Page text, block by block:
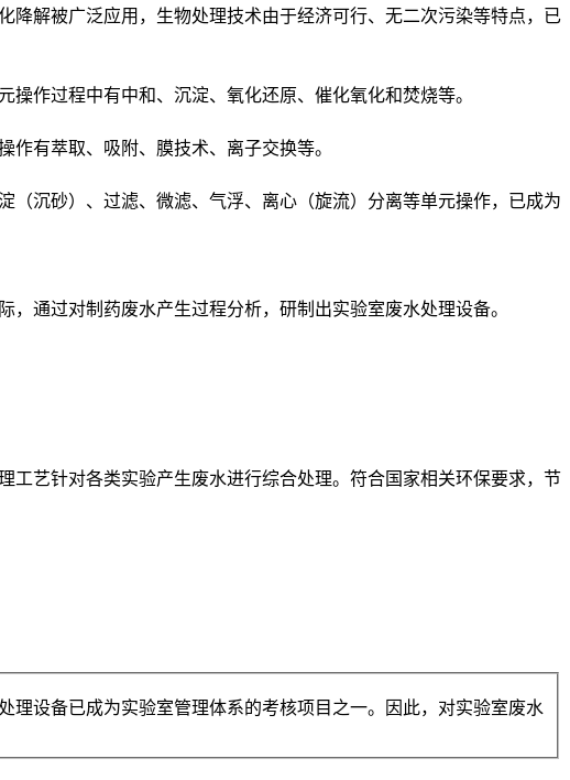
解被广泛应用，生物处理技术由于经济可行、无二次污染等特点，已
作过程中有中和、沉淀、氧化还原、催化氧化和焚烧等。
有萃取、吸附、膜技术、离子交换等。
沉砂）、过滤、微滤、气浮、离心（旋流）分离等单元操作，已成为
通过对制药废水产生过程分析，研制出实验室废水处理设备。
艺针对各类实验产生废水进行综合处理。符合国家相关环保要求，节
设备已成为实验室管理体系的考核项目之一。因此，对实验室废水